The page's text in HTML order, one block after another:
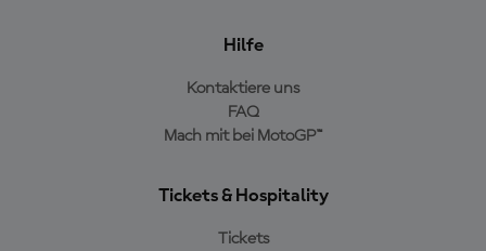
Hilfe
Kontaktiere uns
FAQ
Mach mit bei MotoGP™
Tickets & Hospitality
Tickets